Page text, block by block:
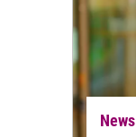
News